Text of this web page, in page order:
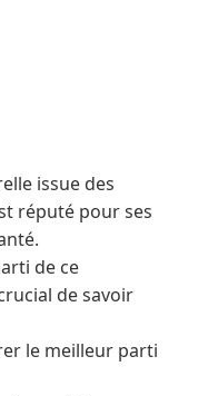
issue des
réputé pour ses
de ce
de savoir
le meilleur parti